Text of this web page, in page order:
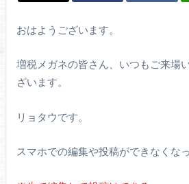
おはようございます。
増税メガネの皆さん、いつもご来場
ざいます。
リョタウです。
スマホでの編集や投稿ができなくな